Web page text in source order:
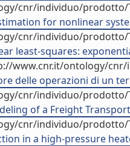
cnr/individuo/prodotto/
for nonlinear
cnr/individuo/prodotto/
least-squares:
www.cnr.it/ontology/
delle operazioni di un
cnr/individuo/prodotto/
of a Freight
cnr/individuo/prodotto/
in a high-pressure